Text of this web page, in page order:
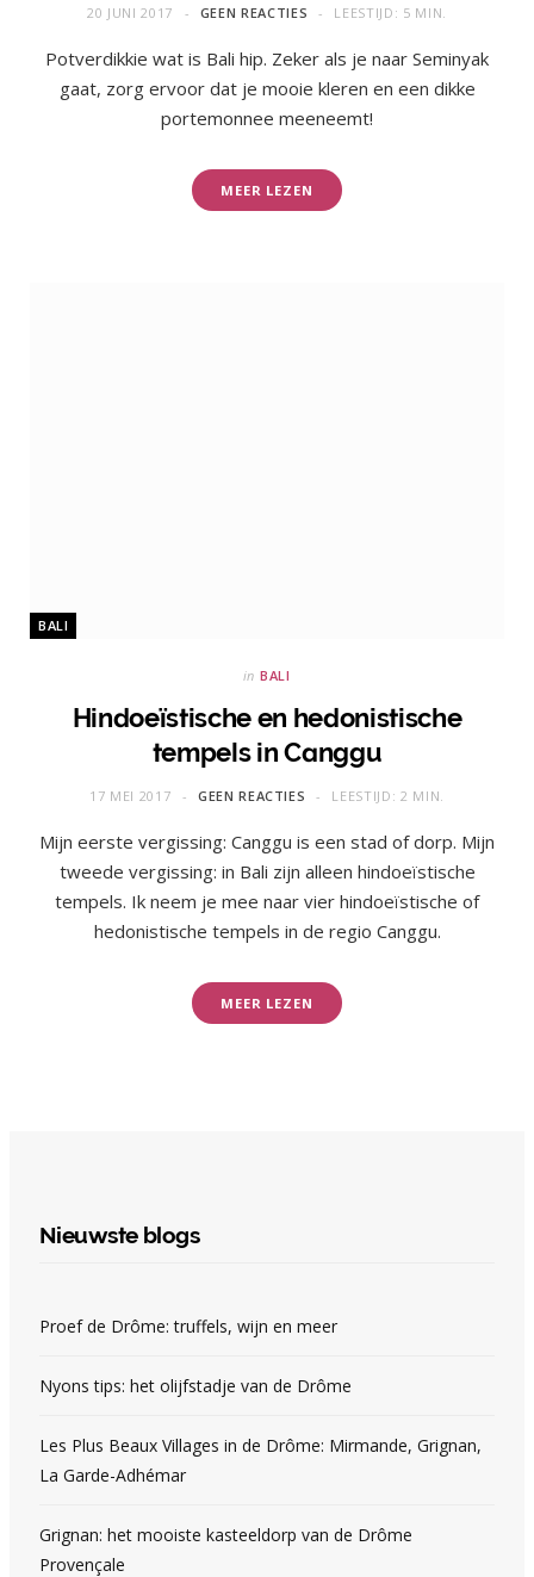
20 JUNI 2017 GEEN REACTIES LEESTIJD: 5 MIN.
Potverdikkie wat is Bali hip. Zeker als je naar Seminyak
gaat, zorg ervoor dat je mooie kleren en een dikke
portemonnee meeneemt!
MEER LEZEN
BALI
in BALI
Hindoeïstische en hedonistische
tempels in Canggu
17 MEI 2017 GEEN REACTIES LEESTIJD: 2 MIN.
Mijn eerste vergissing: Canggu is een stad of dorp. Mijn
tweede vergissing: in Bali zijn alleen hindoeïstische
tempels. Ik neem je mee naar vier hindoeïstische of
hedonistische tempels in de regio Canggu.
MEER LEZEN
Nieuwste blogs
Proef de Drôme: truffels, wijn en meer
Nyons tips: het olijfstadje van de Drôme
Les Plus Beaux Villages in de Drôme: Mirmande, Grignan,
La Garde-Adhémar
Grignan: het mooiste kasteeldorp van de Drôme
Provençale